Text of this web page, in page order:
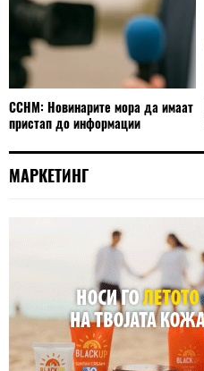
ССНМ: Новинарите мора да имаат
пристап до информации
МАРКЕТИНГ